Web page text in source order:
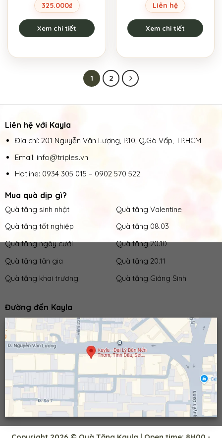
325.000₫
Xem chi tiết
Liên hệ
Xem chi tiết
1 2
Liên hệ với Kayla
Địa chỉ: 201 Nguyễn Văn Lượng, P.10, Q.Gò Vấp, TP.HCM
Email: info@triples.vn
Hotline: 0934 305 015 – 0902 570 522
Mua quà dịp gì?
Quà tặng sinh nhật
Quà tặng tốt nghiệp
Quà tặng ngày cưới
Quà tặng tân gia
Quà tặng khai trương
Quà tặng Valentine
Quà tặng 08.03
Quà tặng 20.10
Quà tặng 20.11
Quà tặng Giáng Sinh
Đường đến Kayla